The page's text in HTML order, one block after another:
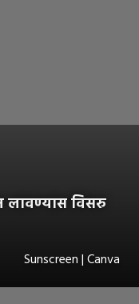
लावण्यास विसरु
Sunscreen | Canva